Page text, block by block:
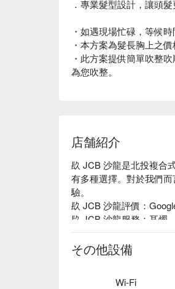
．專業髮型設計，讓頭
・如遇現場忙碌，等候時
・本方案為髮長胸上之
・此方案提供簡單吹整
為您吹整。
店舗紹介
镹 JCB 沙龍是北投複合
有多種選擇。對於我們
驗。
镹 JCB 沙龍評價：
镹 JCB 沙龍服務：耳燭
镹 JCB 沙龍推薦：鄰近
護頭皮健康。店內透過
镹 JCB 沙龍預約、镹
その他設備
Wi-Fi